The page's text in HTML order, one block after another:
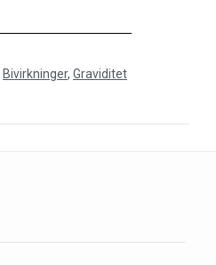
Bivirkninger, Graviditet